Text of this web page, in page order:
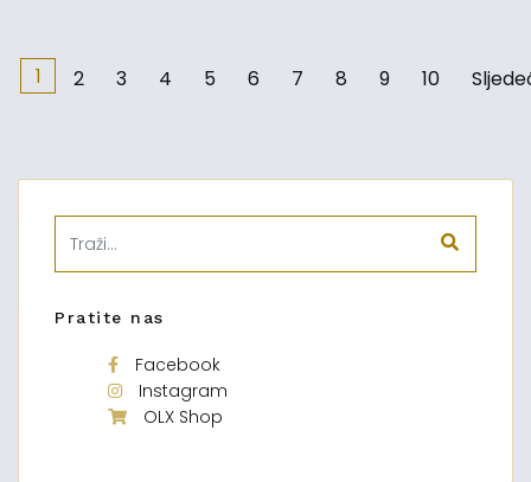
1 2 3 4 5 6 7 8 9 10
Pratite nas
Facebook
Instagram
OLX Shop